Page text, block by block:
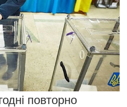
повторно